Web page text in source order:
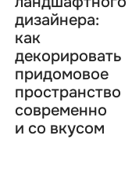
дизайнера:
как
декорировать
придомовое
пространство
современно
и со вкусом